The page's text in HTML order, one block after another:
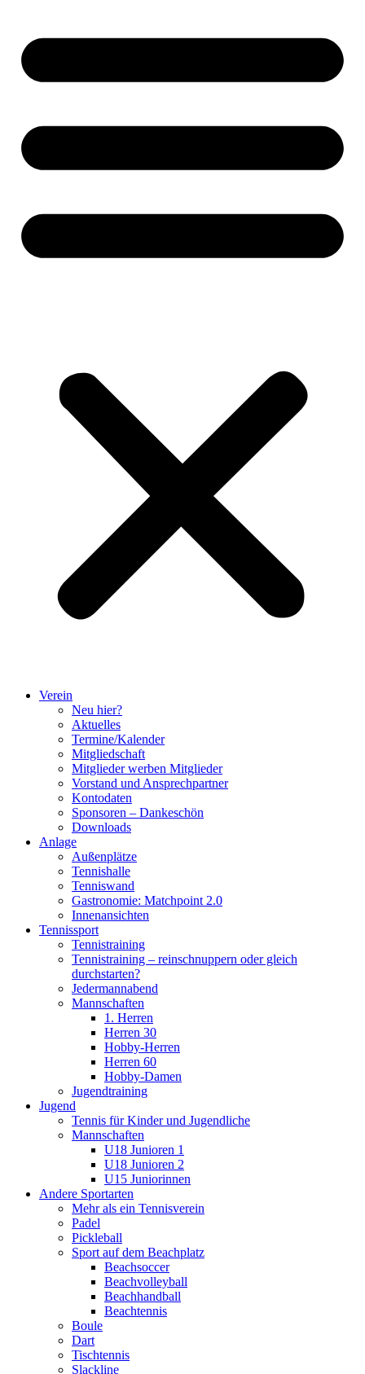
Verein
Neu hier?
Aktuelles
Termine/Kalender
Mitgliedschaft
Mitglieder werben Mitglieder
Vorstand und Ansprechpartner
Kontodaten
Sponsoren – Dankeschön
Downloads
Anlage
Außenplätze
Tennishalle
Tenniswand
Gastronomie: Matchpoint 2.0
Innenansichten
Tennissport
Tennistraining
Tennistraining – reinschnuppern oder gleich
durchstarten?
Jedermannabend
Mannschaften
1. Herren
Herren 30
Hobby-Herren
Herren 60
Hobby-Damen
Jugendtraining
Jugend
Tennis für Kinder und Jugendliche
Mannschaften
U18 Junioren 1
U18 Junioren 2
U15 Juniorinnen
Andere Sportarten
Mehr als ein Tennisverein
Padel
Pickleball
Sport auf dem Beachplatz
Beachsoccer
Beachvolleyball
Beachhandball
Beachtennis
Boule
Dart
Tischtennis
Slackline